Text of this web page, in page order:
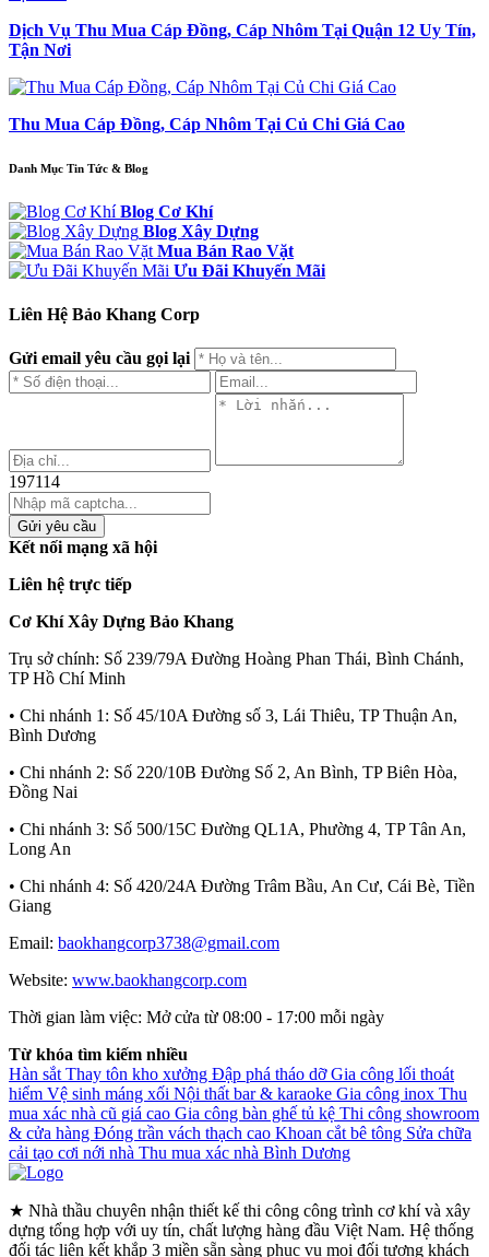
Dịch Vụ Thu Mua Cáp Đồng, Cáp Nhôm Tại Quận 12 Uy Tín,
Tận Nơi
Thu Mua Cáp Đồng, Cáp Nhôm Tại Củ Chi Giá Cao
Danh Mục Tin Tức & Blog
Blog Cơ Khí
Blog Xây Dựng
Mua Bán Rao Vặt
Ưu Đãi Khuyến Mãi
Liên Hệ Bảo Khang Corp
Gửi email yêu cầu gọi lại
197114
Gửi yêu cầu
Kết nối mạng xã hội
Liên hệ trực tiếp
Cơ Khí Xây Dựng Bảo Khang
Trụ sở chính: Số 239/79A Đường Hoàng Phan Thái, Bình Chánh,
TP Hồ Chí Minh
• Chi nhánh 1: Số 45/10A Đường số 3, Lái Thiêu, TP Thuận An,
Bình Dương
• Chi nhánh 2: Số 220/10B Đường Số 2, An Bình, TP Biên Hòa,
Đồng Nai
• Chi nhánh 3: Số 500/15C Đường QL1A, Phường 4, TP Tân An,
Long An
• Chi nhánh 4: Số 420/24A Đường Trâm Bầu, An Cư, Cái Bè, Tiền
Giang
Email: baokhangcorp3738@gmail.com
Website: www.baokhangcorp.com
Thời gian làm việc: Mở cửa từ 08:00 - 17:00 mỗi ngày
Từ khóa tìm kiếm nhiều
Hàn sắt Thay tôn kho xưởng Đập phá tháo dỡGia công lối thoát
hiểm Vệ sinh máng xối Nội thất bar & karaoke Gia công inox Thu
mua xác nhà cũ giá cao Gia công bàn ghế tủ kệ Thi công showroom
& cửa hàng Đóng trần vách thạch cao Khoan cắt bê tông Sửa chữa
cải tạo cơi nới nhà Thu mua xác nhà Bình Dương
★ Nhà thầu chuyên nhận thiết kế thi công công trình cơ khí và xây
dựng tổng hợp với uy tín, chất lượng hàng đầu Việt Nam. Hệ thống
đối tác liên kết khắp 3 miền sẵn sàng phục vụ mọi đối tượng khách